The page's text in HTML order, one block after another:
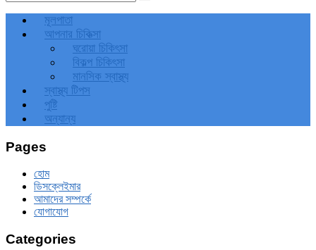
মূলপাতা
আপনার চিকিত্‍সা
ঘরোয়া চিকিৎসা
বিকল্প চিকিৎসা
মানসিক স্বাস্থ্য
স্বাস্থ্য টিপস
পুষ্টি
অন্যান্য
Pages
হোম
ডিসক্লেইমার
আমাদের সম্পর্কে
যোগাযোগ
Categories